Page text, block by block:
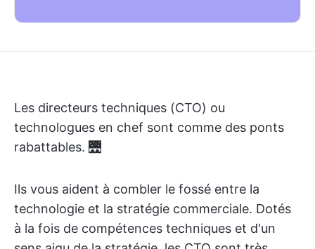
Les directeurs techniques (CTO) ou
technologues en chef sont comme des ponts
rabattables. 🌉
Ils vous aident à combler le fossé entre la
technologie et la stratégie commerciale. Dotés
à la fois de compétences techniques et d'un